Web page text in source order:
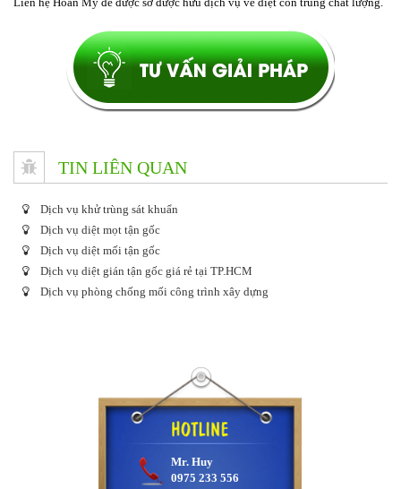
TIN LIÊN QUAN
Dịch vụ khử trùng sát khuẩn
Dịch vụ diệt mọt tận gốc
Dịch vụ diệt mối tận gốc
Dịch vụ diệt gián tận gốc giá rẻ tại TP.HCM
Dịch vụ phòng chống mối công trình xây dựng
Mr. Huy
0975 233 556